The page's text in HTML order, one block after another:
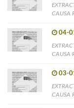
CAUSA
04-
CAUSA
03-
CAUSA